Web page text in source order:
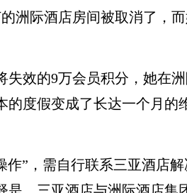
际酒店房间被取消了，而
效的9万会员积分，她在
度假变成了长达一个月的
，需自行联系三亚酒店解